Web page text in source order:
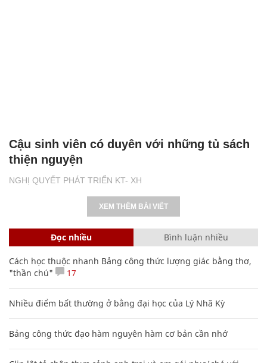
NGHỊ QUYẾT PHÁT TRIỂN KT- XH
Cậu sinh viên có duyên với những tủ sách
thiện nguyện
XEM THÊM BÀI VIẾT
Đọc nhiều Bình luận nhiều
Cách học thuộc nhanh Bảng công thức lượng giác bằng thơ,
"thần chú"
17
Nhiều điểm bất thường ở bằng đại học của Lý Nhã Kỳ
Bảng công thức đạo hàm nguyên hàm cơ bản cần nhớ